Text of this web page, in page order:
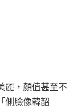
麗，顏值甚至不
側臉像韓韶